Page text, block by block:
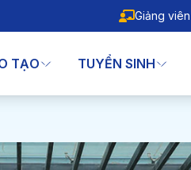
Giảng viên
Giảng viên
TẠO TUYỂN SINH